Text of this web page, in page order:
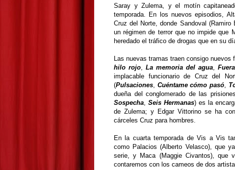
Saray y Zulema, y el motín
temporada. En los nuevos episodios,
Cruz del Norte, donde Sandoval
un régimen de terror que no impide que
heredado el tráfico de drogas que en su
Las nuevas tramas traen consigo
hilo rojo, La memoria del agua,
implacable funcionario de Cruz del
(Pulsaciones, Cuéntame cómo pasó,
dueña del conglomerado de las
Sospecha, Seis Hermanas) es la
de Zulema; y Edgar Vittorino se ha
cárceles Cruz para hombres.
En la cuarta temporada de Vis a Vis
como Palacios (Alberto Velasco), que
serie, y Maca (Maggie Civantos), que
contaremos con los cameos de dos